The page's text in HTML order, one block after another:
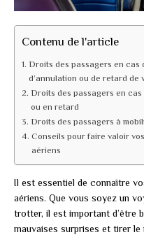
Contenu de l'article
Droits des passagers en cas
d’annulation ou de retard de
Droits des passagers en
ou en retard
Droits des passagers à
Conseils pour faire valoir
aériens
Il est essentiel de connaître
aériens. Que vous soyez un
trotter, il est important d’être
mauvaises surprises et tirer